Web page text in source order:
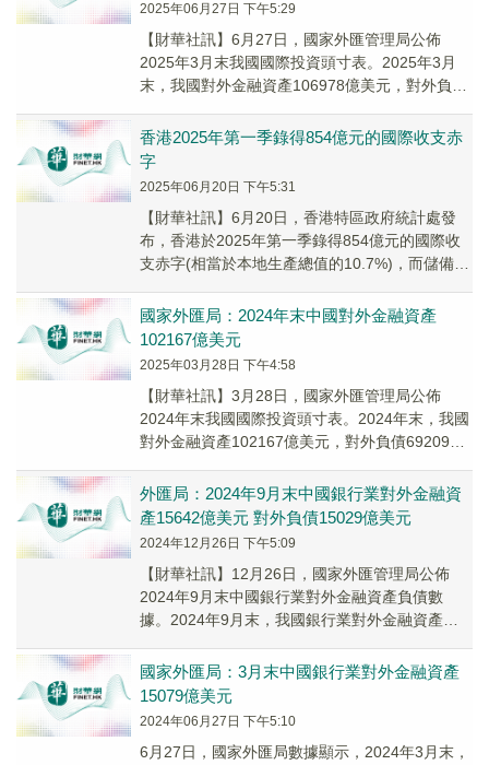
2025年06月27日 下午5:29
【財華社訊】6月27日，國家外匯管理局公佈
2025年3月末我國國際投資頭寸表。2025年3月
末，我國對外金融資產106978億美元，對外負債
香港2025年第一季錄得854億元的國際收支赤
字
2025年06月20日 下午5:31
【財華社訊】6月20日，香港特區政府統計處發
布，香港於2025年第一季錄得854億元的國際收
支赤字(相當於本地生產總值的10.7%)，而儲備資
國家外匯局：2024年末中國對外金融資產
102167億美元
2025年03月28日 下午4:58
【財華社訊】3月28日，國家外匯管理局公佈
2024年末我國國際投資頭寸表。2024年末，我國
對外金融資產102167億美元，對外負債69209億
外匯局：2024年9月末中國銀行業對外金融資
產15642億美元 對外負債15029億美元
2024年12月26日 下午5:09
【財華社訊】12月26日，國家外匯管理局公佈
2024年9月末中國銀行業對外金融資產負債數
據。2024年9月末，我國銀行業對外金融資產
國家外匯局：3月末中國銀行業對外金融資產
15079億美元
2024年06月27日 下午5:10
6月27日，國家外匯局數據顯示，2024年3月末，